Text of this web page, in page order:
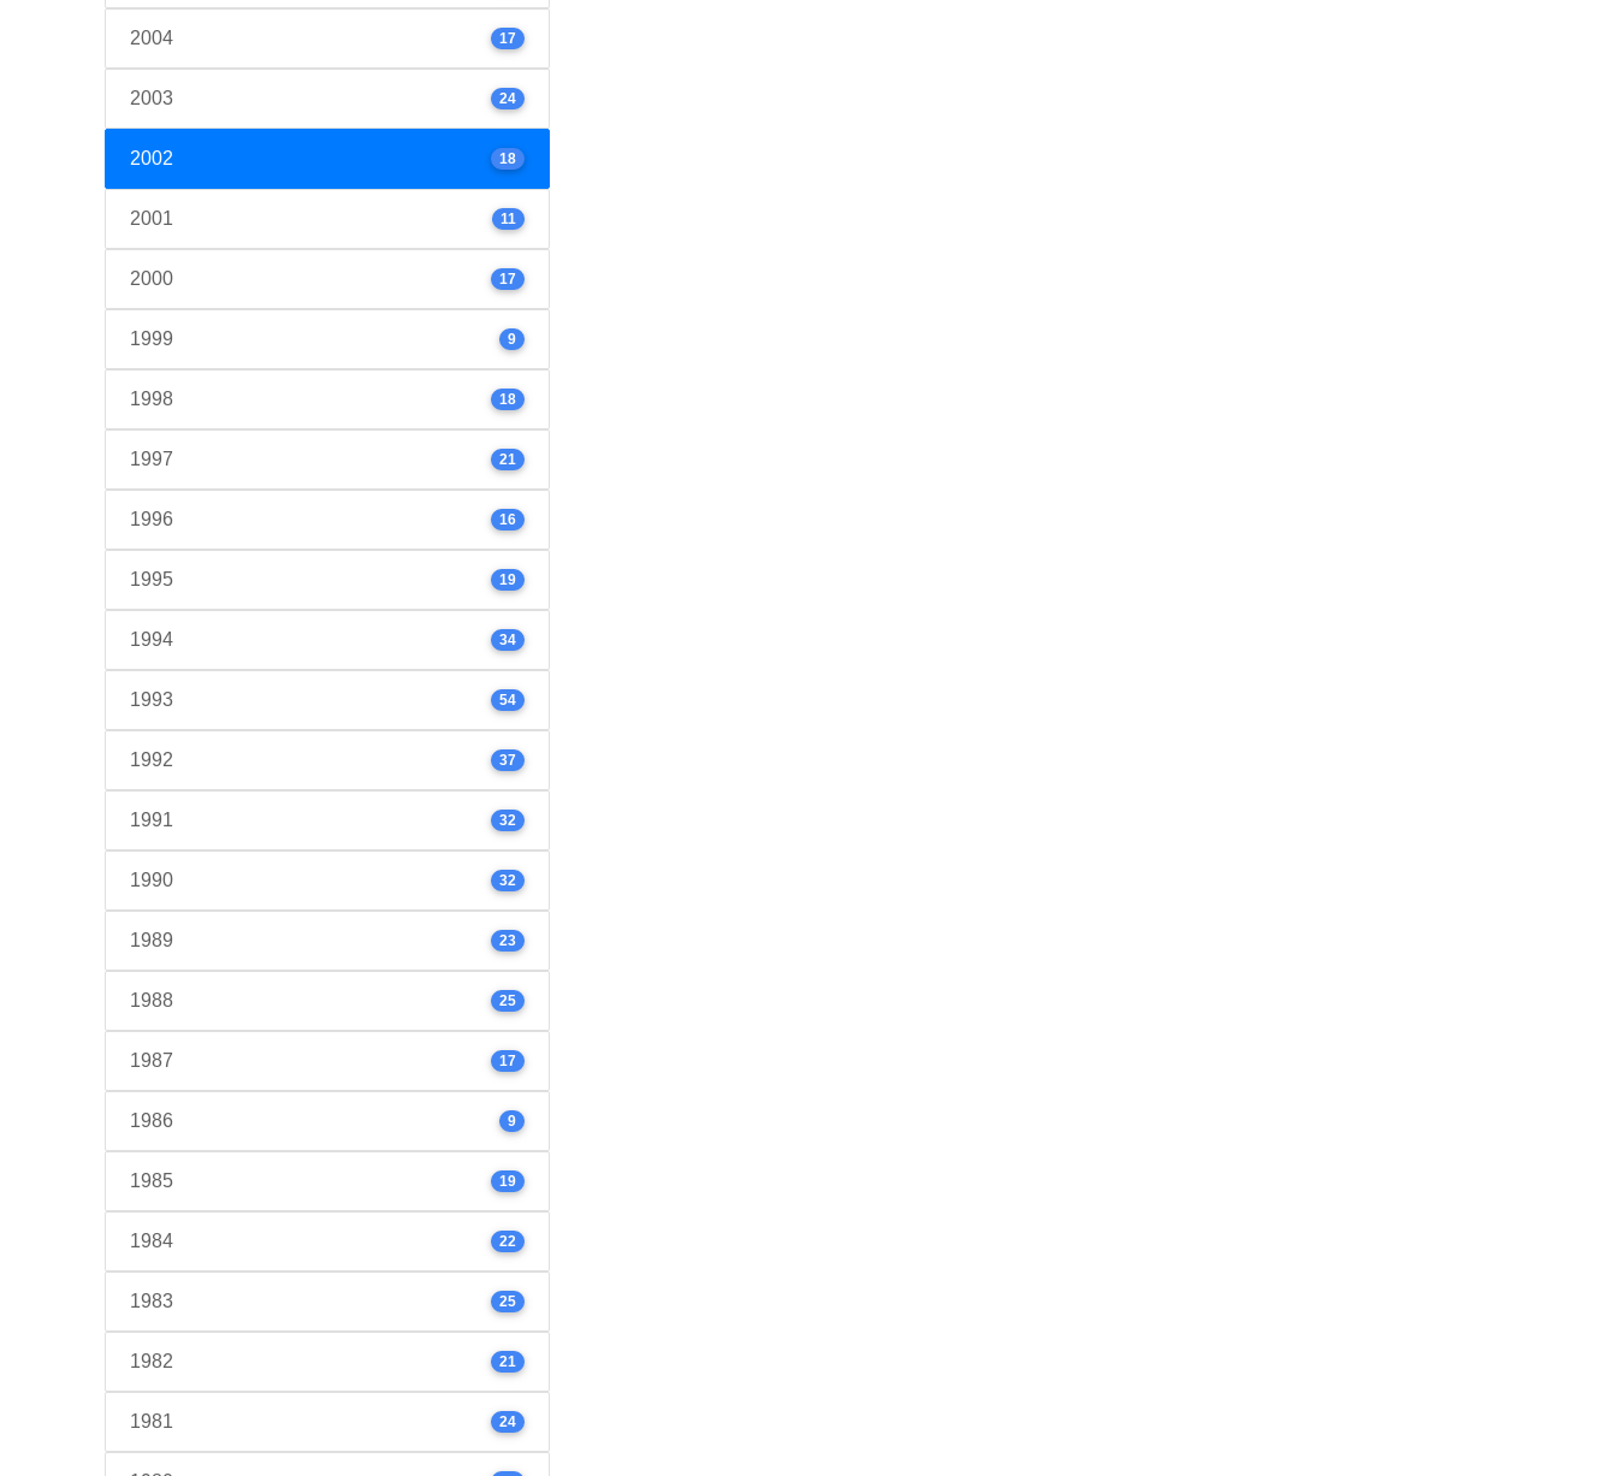
2004 17
2003 24
2002 18
2001 11
2000 17
1999 9
1998 18
1997 21
1996 16
1995 19
1994 34
1993 54
1992 37
1991 32
1990 32
1989 23
1988 25
1987 17
1986 9
1985 19
1984 22
1983 25
1982 21
1981 24